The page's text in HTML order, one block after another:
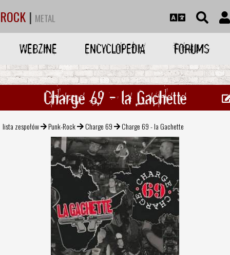
ROCK | METAL
WEBZINE ENCYCLOPEDIA FORUMS
Charge 69 - la Gachette
lista zespołów Punk-Rock Charge 69 Charge 69 - la Gachette